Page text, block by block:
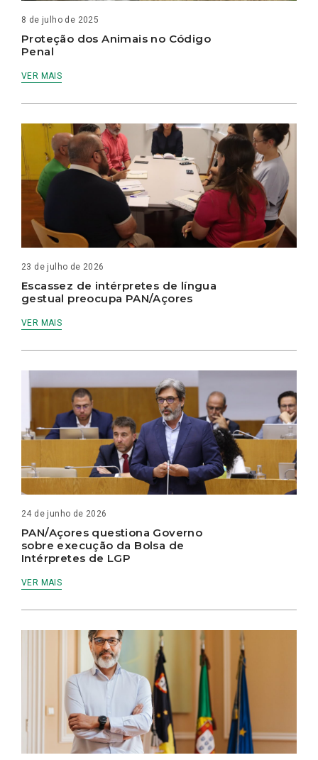
8 de julho de 2025
Proteção dos Animais no Código
Penal
VER MAIS
23 de julho de 2026
Escassez de intérpretes de língua
gestual preocupa PAN/Açores
VER MAIS
24 de junho de 2026
PAN/Açores questiona Governo
sobre execução da Bolsa de
Intérpretes de LGP
VER MAIS